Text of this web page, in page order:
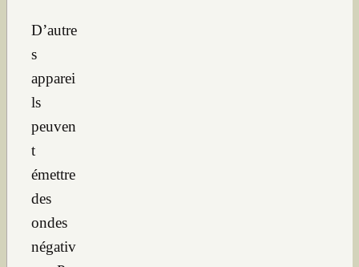
D’autre
s
apparei
ls
peuven
t
émettre
des
ondes
négativ